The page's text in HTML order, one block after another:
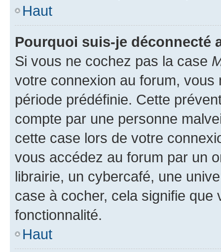
Haut
Pourquoi suis-je déconnecté
Si vous ne cochez pas la case
votre connexion au forum,
période prédéfinie. Cette
compte par une personne
cette case lors de votre
vous accédez au forum par un
librairie, un cybercafé, une
case à cocher, cela signifie
fonctionnalité.
Haut